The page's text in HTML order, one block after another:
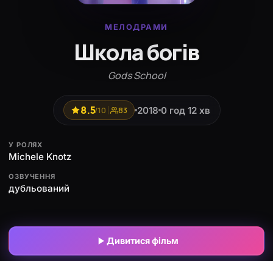
МЕЛОДРАМИ
Школа богів
Gods School
8.5/10 83 2018 0 год 12 хв
У РОЛЯХ
Michele Knotz
ОЗВУЧЕННЯ
дубльований
Дивитися фільм